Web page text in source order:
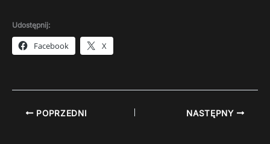
Udostępnij:
Facebook X
POPRZEDNI NASTĘPNY